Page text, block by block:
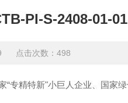
PI-S-2408-01-01
9 点击次数：498
精特新"小巨人企业、国家